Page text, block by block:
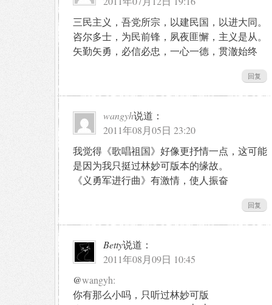
三民主义，吾党所宗，以建民国，以进大同。
咨尔多士，为民前锋，夙夜匪懈，主义是从。
矢勤矢勇，必信必忠，一心一德，贯澈始终
回复
wangyh说道：
2011年08月05日 23:20
我觉得《歌唱祖国》好像更抒情一点，这可能
是因为我只挺过林妙可版本的缘故。
《义勇军进行曲》有激情，使人振奋
回复
Betty说道：
2011年08月09日 10:45
@wangyh:
你有那么小吗，只听过林妙可版